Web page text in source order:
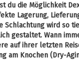
du die Möglichkeit
Lagerung,
Schlachtung wird so
gestaltet. Wann
auf ihrer letzten
am Knochen (Dry-